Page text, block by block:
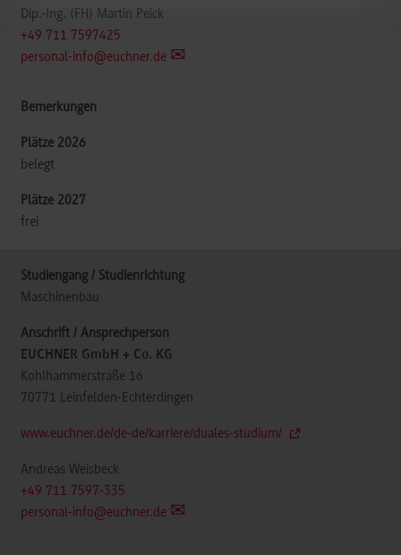
Dip.-Ing. (FH) Martin Peick
+49 711 7597425
personal-info@euchner.de
belegt
frei
Maschinenbau
EUCHNER GmbH + Co. KG
Kohlhammerstraße 16
70771 Leinfelden-Echterdingen
www.euchner.de/de-de/karriere/duales-studium/
Andreas Weisbeck
+49 711 7597-335
personal-info@euchner.de